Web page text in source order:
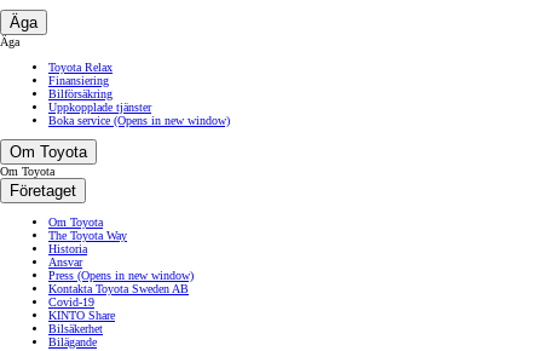
Äga
Äga
Toyota Relax
Finansiering
Bilförsäkring
Uppkopplade tjänster
Boka service (Opens in new window)
Om Toyota
Om Toyota
Företaget
Om Toyota
The Toyota Way
Historia
Ansvar
Press (Opens in new window)
Kontakta Toyota Sweden AB
Covid-19
KINTO Share
Bilsäkerhet
Bilägande